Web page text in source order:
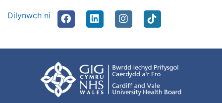
Dilynwch ni